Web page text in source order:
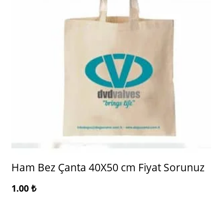
Ham Bez Çanta 40X50 cm Fiyat Sorunuz
1.00 ₺